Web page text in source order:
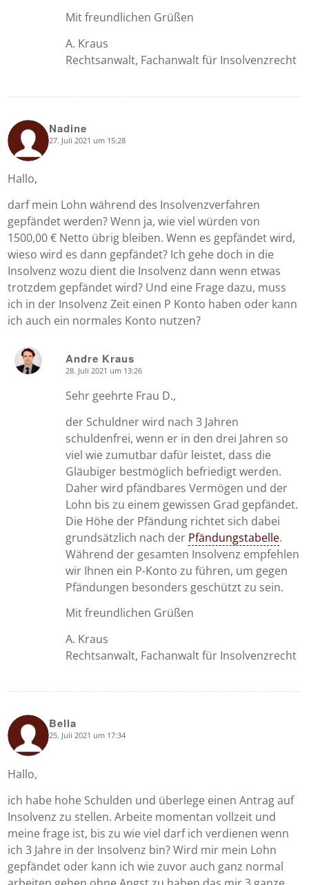
Mit freundlichen Grüßen
A. Kraus
Rechtsanwalt, Fachanwalt für Insolvenzrecht
Nadine
says: 27. Juli 2021 um 15:28
Hallo,
darf mein Lohn während des Insolvenzverfahren
gepfändet werden? Wenn ja, wie viel würden von
1500,00 € Netto übrig bleiben. Wenn es gepfändet wird,
wieso wird es dann gepfändet? Ich gehe doch in die
Insolvenz wozu dient die Insolvenz dann wenn etwas
trotzdem gepfändet wird? Und eine Frage dazu, muss
ich in der Insolvenz Zeit einen P Konto haben oder kann
ich auch ein normales Konto nutzen?
Andre Kraus
28. Juli 2021 um 13:26
Sehr geehrte Frau D.,
der Schuldner wird nach 3 Jahren
schuldenfrei, wenn er in den drei Jahren so
viel wie zumutbar dafür leistet, dass die
Gläubiger bestmöglich befriedigt werden.
Daher wird pfändbares Vermögen und der
Lohn bis zu einem gewissen Grad gepfändet.
Die Höhe der Pfändung richtet sich dabei
grundsätzlich nach der Pfändungstabelle.
Während der gesamten Insolvenz empfehlen
wir Ihnen ein P-Konto zu führen, um gegen
Pfändungen besonders geschützt zu sein.
Mit freundlichen Grüßen
A. Kraus
Rechtsanwalt, Fachanwalt für Insolvenzrecht
Bella
says: 25. Juli 2021 um 17:34
Hallo,
ich habe hohe Schulden und überlege einen Antrag auf
Insolvenz zu stellen. Arbeite momentan vollzeit und
meine frage ist, bis zu wie viel darf ich verdienen wenn
ich 3 Jahre in der Insolvenz bin? Wird mir mein Lohn
gepfändet oder kann ich wie zuvor auch ganz normal